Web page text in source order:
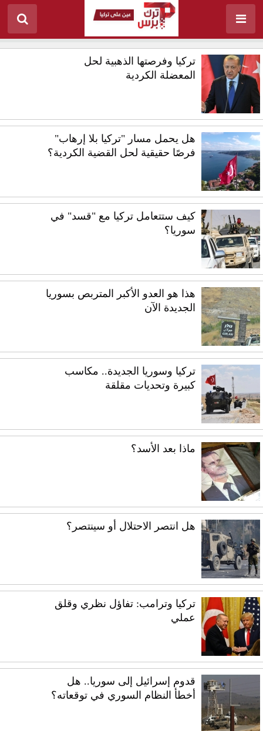
تركيا وفرصتها الذهبية لحل
المعضلة الكردية
هل يحمل مسار "تركيا بلا إرهاب"
فرصًا حقيقية لحل القضية الكردية؟
كيف ستتعامل تركيا مع "قسد" في
سوريا؟
هذا هو العدو الأكبر المتربص بسوريا
الجديدة الآن
تركيا وسوريا الجديدة.. مكاسب
كبيرة وتحديات مقلقة
ماذا بعد الأسد؟
هل انتصر الاحتلال أو سينتصر؟
تركيا وترامب: تفاؤل نظري وقلق
عملي
قدوم إسرائيل إلى سوريا.. هل
أخطأ النظام السوري في توقعاته؟